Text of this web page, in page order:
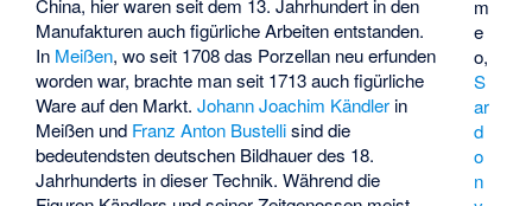
m
e
o,
S
ar
d
o
n
China, hier waren seit dem 13. Jahrhundert in den
Manufakturen auch figürliche Arbeiten entstanden.
In Meißen, wo seit 1708 das Porzellan neu erfunden
worden war, brachte man seit 1713 auch figürliche
Ware auf den Markt.Johann Joachim Kändler in
Meißen und Franz Anton Bustellisind die
bedeutendsten deutschen Bildhauer des 18.
Jahrhunderts in dieser Technik. Während die